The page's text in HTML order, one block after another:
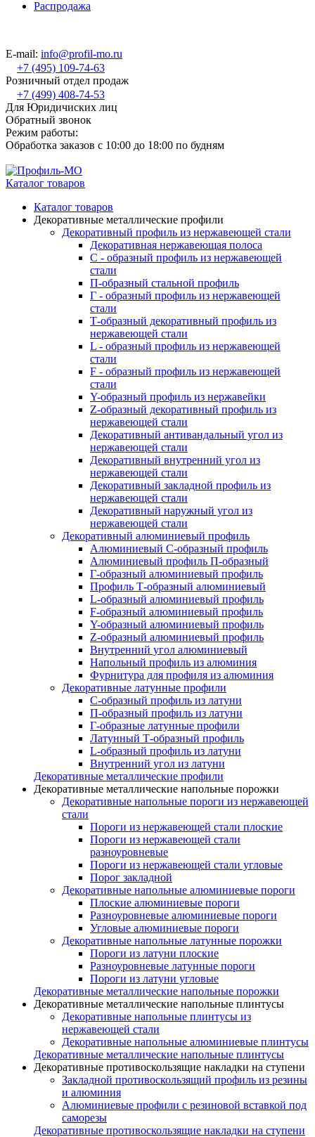
Распродажа
E-mail: info@profil-mo.ru
+7 (495) 109-74-63
Розничный отдел продаж
+7 (499) 408-74-53
Для Юридичиских лиц
Обратный звонок
Режим работы:
Обработка заказов с 10:00 до 18:00 по будням
Каталог товаров
Каталог товаров
Декоративные металлические профили
Декоративный профиль из нержавеющей стали
Декоративная нержавеющая полоса
С - образный профиль из нержавеющей
стали
П-образный стальной профиль
Г - образный профиль из нержавеющей
стали
Т-образный декоративный профиль из
нержавеющей стали
L - образный профиль из нержавеющей
стали
F - образный профиль из нержавеющей
стали
Y-образный профиль из нержавейки
Z-образный декоративный профиль из
нержавеющей стали
Декоративный антивандальный угол из
нержавеющей стали
Декоративный внутренний угол из
нержавеющей стали
Декоративный закладной профиль из
нержавеющей стали
Декоративный наружный угол из
нержавеющей стали
Декоративный алюминиевый профиль
Алюминиевый С-образный профиль
Алюминиевый профиль П-образный
Г-образный алюминиевый профиль
Профиль Т-образный алюминиевый
L-образный алюминиевый профиль
F-образный алюминиевый профиль
Y-образный алюминиевый профиль
Z-образный алюминиевый профиль
Внутренний угол алюминиевый
Напольный профиль из алюминия
Фурнитура для профиля из алюминия
Декоративные латунные профили
C-образный профиль из латуни
П-образный профиль из латуни
Г-образные латунные профили
Латунный Т-образный профиль
L-образный профиль из латуни
Внутренний угол из латуни
Декоративные металлические профили
Декоративные металлические напольные порожки
Декоративные напольные пороги из нержавеющей
стали
Пороги из нержавеющей стали плоские
Пороги из нержавеющей стали
разноуровневые
Пороги из нержавеющей стали угловые
Порог закладной
Декоративные напольные алюминиевые пороги
Плоские алюминиевые пороги
Разноуровневые алюминиевые пороги
Угловые алюминиевые пороги
Декоративные напольные латунные порожки
Пороги из латуни плоские
Разноуровневые латунные пороги
Пороги из латуни угловые
Декоративные металлические напольные порожки
Декоративные металлические напольные плинтусы
Декоративные напольные плинтусы из
нержавеющей стали
Декоративные напольные алюминиевые плинтусы
Декоративные металлические напольные плинтусы
Декоративные противоскользящие накладки на ступени
Закладной противоскользящий профиль из резины
и алюминия
Алюминиевые профили с резиновой вставкой под
саморезы
Декоративные противоскользящие накладки на ступени